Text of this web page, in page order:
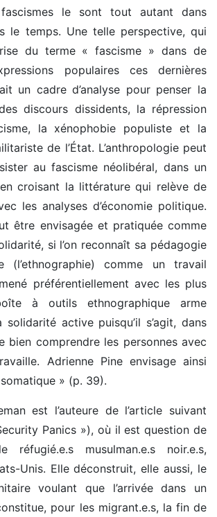
le sont tout autant dans
le temps. Une telle perspective, qui
du terme « fascisme » dans de
populaires ces dernières
un cadre d’analyse pour penser la
discours dissidents, la répression
la xénophobie populiste et la
de l’État. L’anthropologie peut
au fascisme néolibéral, dans un
croisant la littérature qui relève de
les analyses d’économie politique.
être envisagée et pratiquée comme
si l’on reconnaît sa pédagogie
(l’ethnographie) comme un travail
préférentiellement avec les plus
à outils ethnographique arme
active puisqu’il s’agit, dans
bien comprendre les personnes avec
Adrienne Pine envisage ainsi
» (p. 39).
est l’auteure de l’article suivant
Panics »), où il est question de
musulman.e.s noir.e.s,
Unis. Elle déconstruit, elle aussi, le
voulant que l’arrivée dans un
pour les migrant.e.s, la fin de